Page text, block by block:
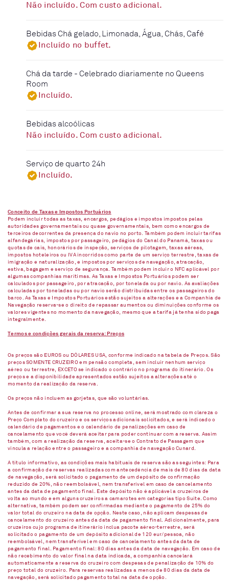
Não incluído. Com custo adicional.
Bebidas Chá gelado, Limonada, Água, Chás, Café
Incluído no buffet.
Chá da tarde - Celebrado diariamente no Queens
Room
Incluído.
Bebidas alcoólicas
Não incluído. Com custo adicional.
Serviço de quarto 24h
Incluído.
Conceito de Taxas e Impostos Portuários
Podem incluir todas as taxas, encargos, pedágios e impostos impostos pelas
autoridades governamentais ou quase governamentais, bem como encargos de
terceiros decorrentes da presença do navio no porto. Também podem incluir tarifas
alfandegárias, impostos por passageiro, pedágios do Canal do Panamá, taxas ou
quotas de cais, honorários de inspeção, serviços de pilotagem, taxas aéreas,
impostos hoteleiros ou IVA incorridos como parte de um serviço terrestre, taxas de
imigração e naturalização, e impostos por serviços de navegação, atracação,
estiva, bagagem e serviço de segurança. Também podem incluir o NFC aplicável por
algumas companhias marítimas. As Taxas e Impostos Portuários podem ser
calculados por passageiro, por atracação, por tonelada ou por navio. As avaliações
calculadas por toneladas ou por navio serão distribuídas entre os passageiros do
barco. As Taxas e Impostos Portuários estão sujeitos a alterações e a Companhia de
Navegação reserva-se o direito de repassar aumentos ou diminuições conforme os
valores vigentes no momento da navegação, mesmo que a tarifa já tenha sido paga
integralmente.
Termos e condições gerais da reserva: Preços
Os preços são EUROS ou DÓLARES USA, conforme indicado na tabela de Preços. São
preços SOMENTE CRUZEIRO em pensão completa, sem incluir nenhum serviço
aéreo ou terrestre, EXCETO se indicado o contrário no programa do itinerário. Os
preços e a disponibilidade apresentados estão sujeitos a alterações até o
momento da realização da reserva.
Os preços não incluem as gorjetas, que são voluntárias.
Antes de confirmar a sua reserva no processo online, será mostrado com clareza o
Preço Completo do cruzeiro e os serviços adicionais solicitados, e será indicado o
calendário de pagamentos e o calendário de penalizações em caso de
cancelamento que você deverá aceitar para poder continuar com a reserva. Assim
também, com a realização da reserva, aceita-se o Contrato de Passagem que
vincula a relação entre o passageiro e a companhia de navegação Cunard.
A título informativo, as condições mais habituais de reserva são as seguintes: Para
a confirmação de reservas realizadas com antecedência de mais de 80 dias da data
de navegação, será solicitado o pagamento de um depósito de confirmação
reduzido de 20%, não reembolsável, nem transferível em caso de cancelamento
antes da data de pagamento final. Este depósito não é aplicável a cruzeiros de
volta ao mundo e em alguns cruzeiros a camarotes em categorias tipo Suíte. Como
alternativa, também podem ser confirmadas mediante o pagamento de 25% do
valor total do cruzeiro na data de opção. Neste caso, não aplicam despesas de
cancelamento do cruzeiro antes da data de pagamento final. Adicionalmente, para
cruzeiros cujo programa de itinerário inclua pacote aéreo-terrestre, será
solicitado o pagamento de um depósito adicional de 120 eur/pessoa, não
reembolsável, nem transferível em caso de cancelamento antes da data de
pagamento final. Pagamento final: 80 dias antes da data de navegação. Em caso de
não recebimento do valor final na data indicada, a companhia cancelará
automaticamente a reserva do cruzeiro com despesas de penalização de 10% do
preço total do cruzeiro. Para reservas realizadas a menos de 80 dias da data de
navegação, será solicitado pagamento total na data de opção.